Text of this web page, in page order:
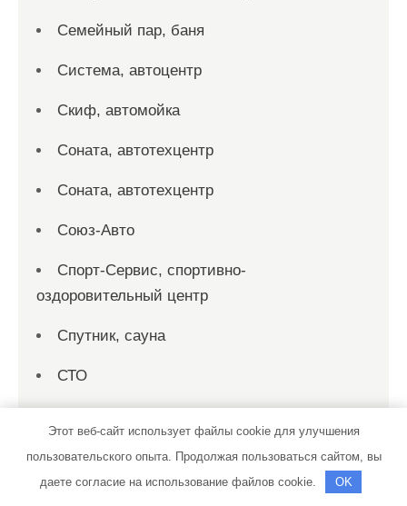
Семейный пар, баня
Система, автоцентр
Скиф, автомойка
Соната, автотехцентр
Соната, автотехцентр
Союз-Авто
Спорт-Сервис, спортивно-
оздоровительный центр
Спутник, сауна
СТО
СТО 19
Этот веб-сайт использует файлы cookie для улучшения
пользовательского опыта. Продолжая пользоваться сайтом, вы
даете согласие на использование файлов cookie.
OK